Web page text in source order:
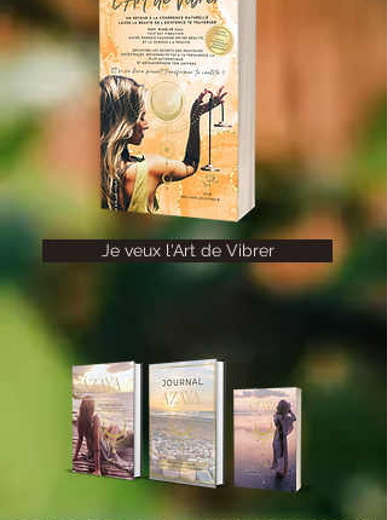
Je veux l'Art de Vibrer